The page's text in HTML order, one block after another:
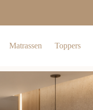
Matrassen Toppers